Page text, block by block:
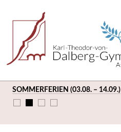
SOMMERFERIEN (03.08. – 14.09.)